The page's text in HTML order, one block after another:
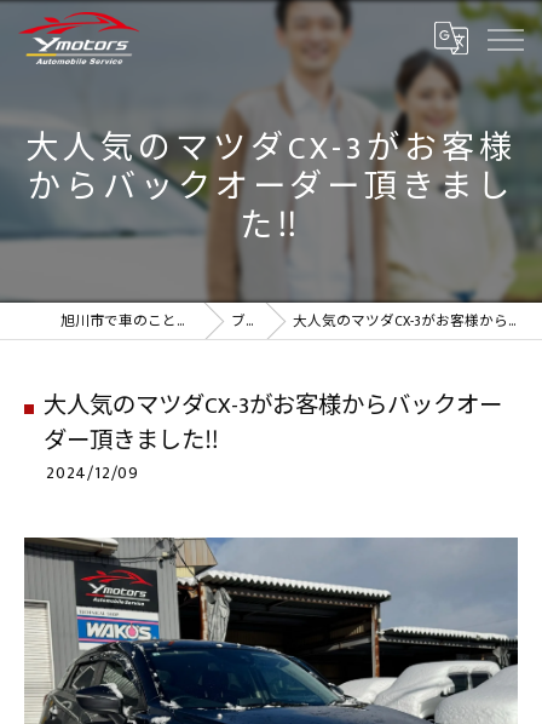
大人気のマツダCX-3がお客様
からバックオーダー頂きまし
た‼️
旭川市で車のことなら実績のYmotors ブログ 大人気のマツダCX-3がお客様からバックオーダー頂きました‼️
大人気のマツダCX-3がお客様からバックオー
ダー頂きました‼️
2024/12/09